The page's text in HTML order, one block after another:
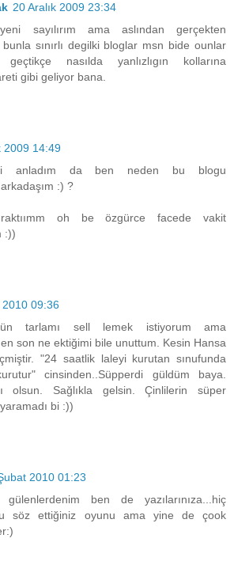
20 Aralık 2009 23:34
sayılırım ama aslından gerçekten
bunla sınırlı degilki bloglar msn bide ounlar
nasılda yanlızlıgın kollarına
gibi geliyor bana.
2009 14:49
anladım da ben neden bu blogu
:) ?
oh be özgürce facede vakit
:))
09:36
tarlamı sell lemek istiyorum ama
son ne ektiğimi bile unuttum. Kesin Hansa
"24 saatlik laleyi kurutan sınufunda
cinsinden..Süpperdi güldüm baya.
olsun. Sağlıkla gelsin. Çinlilerin süper
bi :))
2010 01:23
gülenlerdenim ben de yazılarınıza...hiç
söz ettiğiniz oyunu ama yine de çook